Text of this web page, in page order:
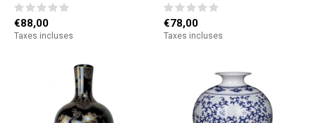
€88,00
Taxes incluses
€78,00
Taxes incluses